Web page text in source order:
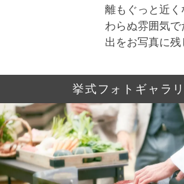
離もぐっと近
わらぬ雰囲気
出をお写真に残
挙式フォトギャラ